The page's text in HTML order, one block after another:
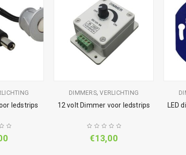
ledstrips
DIMMERS,VERLICHTING
12 volt Dimmer voor ledstrips
€13,00
LED